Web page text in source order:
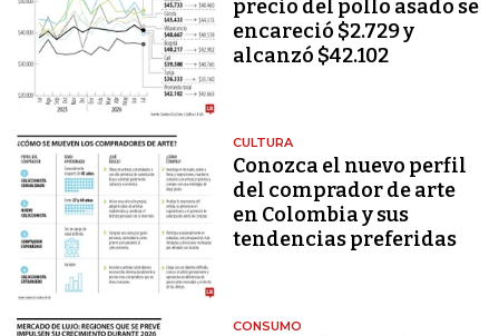
precio del pollo asado se
encareció $2.729 y
alcanzó $42.102
CULTURA
Conozca el nuevo perfil
del comprador de arte
en Colombia y sus
tendencias preferidas
CONSUMO